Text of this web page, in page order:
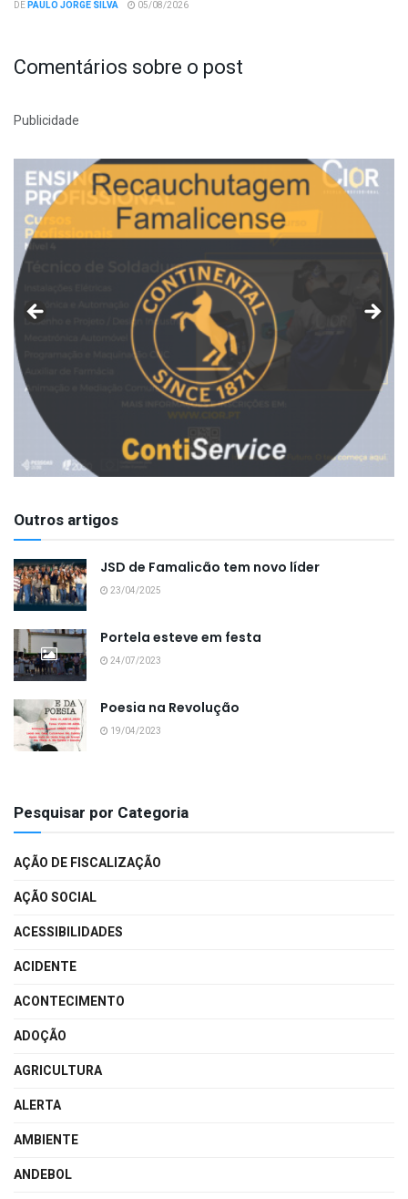
DEPAULO JORGE SILVA 05/08/2026
Comentários sobre o post
Publicidade
Outros artigos
JSD de Famalicão tem novo líder
23/04/2025
Portela esteve em festa
24/07/2023
Poesia na Revolução
19/04/2023
Pesquisar por Categoria
AÇÃO DE FISCALIZAÇÃO
AÇÃO SOCIAL
ACESSIBILIDADES
ACIDENTE
ACONTECIMENTO
ADOÇÃO
AGRICULTURA
ALERTA
AMBIENTE
ANDEBOL